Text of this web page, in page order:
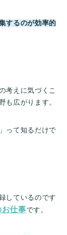
するのが効率的
考えに気づくこ
も広がります。
って知るだけで
しているのです
仕事です。